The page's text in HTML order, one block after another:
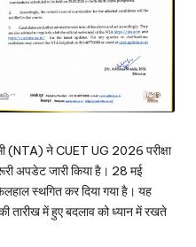
(NTA) ने CUET UG 2026 परीक्षा
अपडेट जारी किया है। 28 मई
स्थगित कर दिया गया है। यह
में हुए बदलाव को ध्यान में रखते